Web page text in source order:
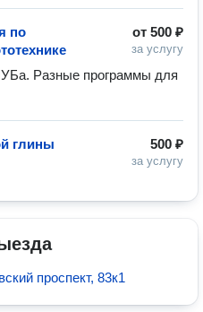
от 500 ₽
за услугу
по
Разные программы для
500 ₽
за услугу
глины
проспект, 83к1